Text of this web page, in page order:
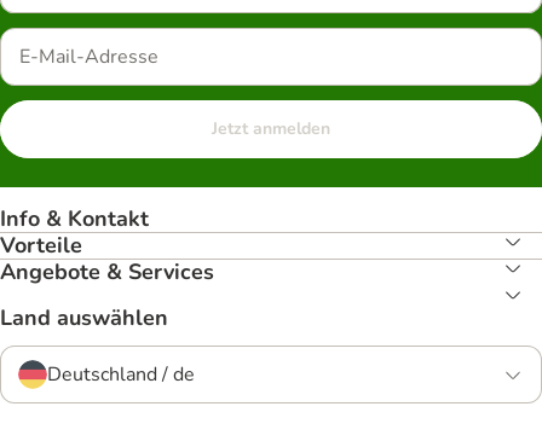
Jetzt anmelden
Info & Kontakt
Vorteile
Angebote & Services
Land auswählen
Deutschland / de